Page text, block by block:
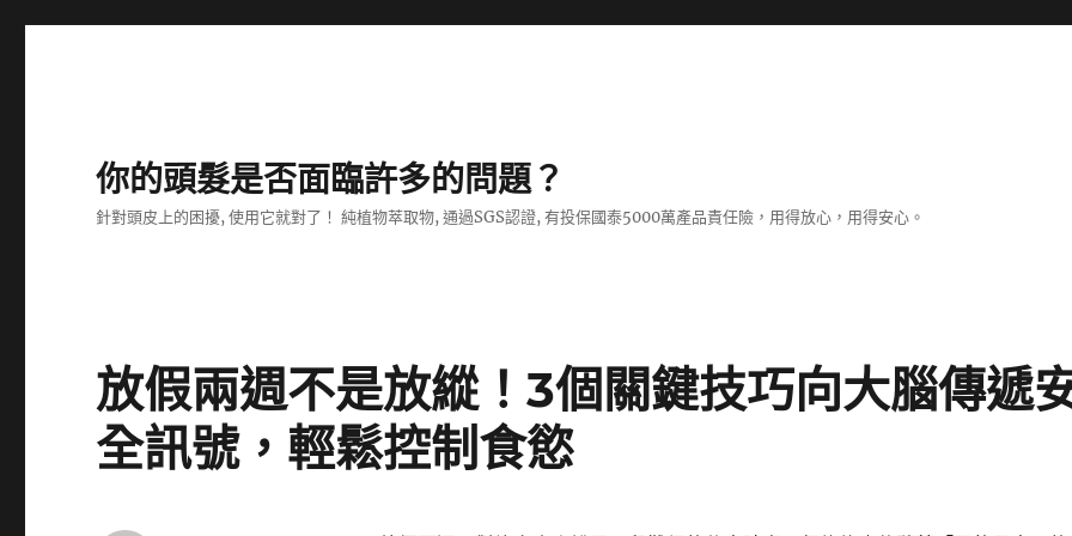
你的頭髮是否面臨許多的問題？
針對頭皮上的困擾, 使用它就對了！ 純植物萃取物, 通過SGS認證, 有投保國泰5000萬產品責任險，用得放心，用得安心。
放假兩週不是放縱！3個關鍵技巧向大腦傳遞
全訊號，輕鬆控制食慾